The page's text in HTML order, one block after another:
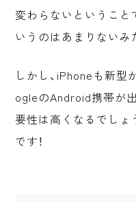
変わらないということ
いうのはあまりないみ
しかし、iPhoneも新型
ogleのAndroid携帯が
要性は高くなるでしょ
です！